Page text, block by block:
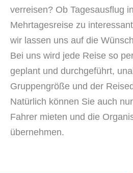
verreisen? Ob Tagesausflug
Mehrtagesreise zu
wir lassen uns auf die
Bei uns wird jede Reise so
geplant und durchgeführt,
Gruppengröße und der
Natürlich können Sie auch
Fahrer mieten und die
übernehmen.